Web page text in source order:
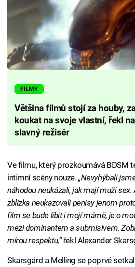
FILMY
Většina filmů stojí za houby,
koukat na svoje vlastní, řekl
slavný režisér
Ve filmu, který prozkoumává BDSM
intimní scény nouze.„Nevyhýbali
náhodou neukázali, jak mají muži
zblízka neukazovali penisy jenom
film se bude líbit i mojí mámě, je o
mezi dominantem a submisivem.
mírou respektu,“řekl Alexander
Skarsgård a Melling se poprvé